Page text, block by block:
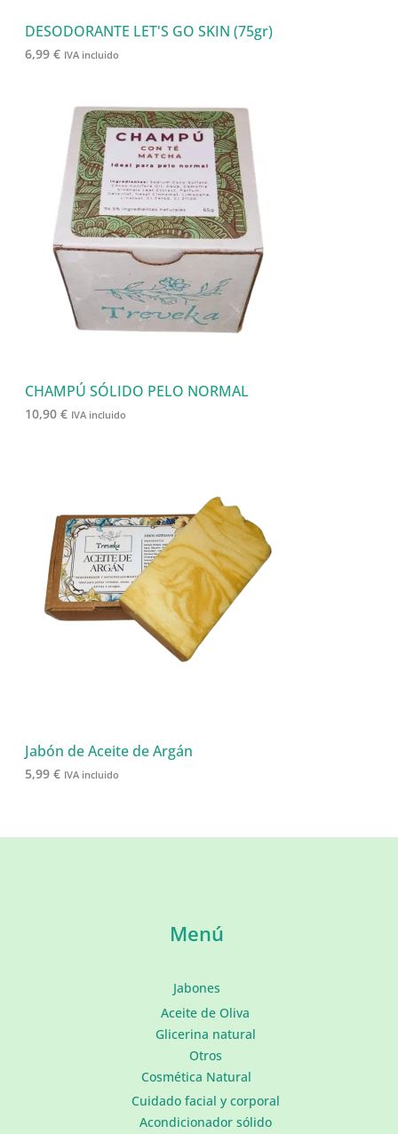
DESODORANTE LET'S GO SKIN (75gr)
6,99 € IVA incluido
CHAMPÚ SÓLIDO PELO NORMAL
10,90 € IVA incluido
Jabón de Aceite de Argán
5,99 € IVA incluido
Menú
Jabones
Aceite de Oliva
Glicerina natural
Otros
Cosmética Natural
Cuidado facial y corporal
Acondicionador sólido